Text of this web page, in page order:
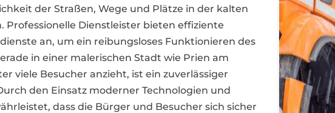
der Straßen, Wege und Plätze in der kalten
Professionelle Dienstleister bieten effiziente
an, um ein reibungsloses Funktionieren des
in einer malerischen Stadt wie Prien am
viele Besucher anzieht, ist ein zuverlässiger
den Einsatz moderner Technologien und
dass die Bürger und Besucher sich sicher